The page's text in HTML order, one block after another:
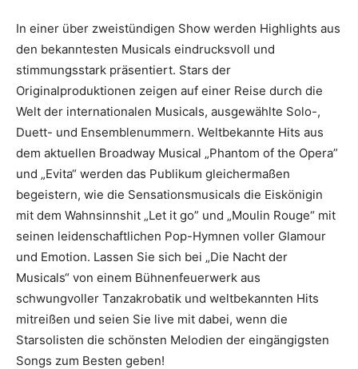
In einer über zweistündigen Show werden Highlights aus
den bekanntesten Musicals eindrucksvoll und
stimmungsstark präsentiert. Stars der
Originalproduktionen zeigen auf einer Reise durch die
Welt der internationalen Musicals, ausgewählte Solo-,
Duett- und Ensemblenummern. Weltbekannte Hits aus
dem aktuellen Broadway Musical „Phantom of the Opera”
und „Evita“ werden das Publikum gleichermaßen
begeistern, wie die Sensationsmusicals die Eiskönigin
mit dem Wahnsinnshit „Let it go” und „Moulin Rouge“ mit
seinen leidenschaftlichen Pop-Hymnen voller Glamour
und Emotion. Lassen Sie sich bei „Die Nacht der
Musicals“ von einem Bühnenfeuerwerk aus
schwungvoller Tanzakrobatik und weltbekannten Hits
mitreißen und seien Sie live mit dabei, wenn die
Starsolisten die schönsten Melodien der eingängigsten
Songs zum Besten geben!